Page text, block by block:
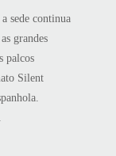
sede continua
grandes
palcos
Silent